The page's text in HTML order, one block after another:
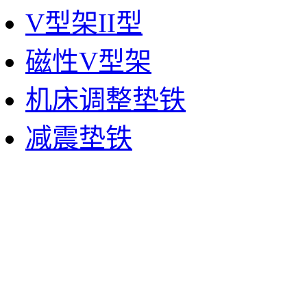
V型架II型
磁性V型架
机床调整垫铁
减震垫铁